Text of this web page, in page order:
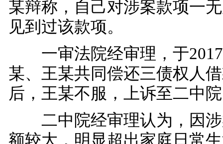
某辩称，自己对涉案款项一
见到过该款项。
一审法院经审理，于2017
某、王某共同偿还三债权人
后，王某不服，上诉至二中
二中院经审理认为，因涉
额较大，明显超出家庭日常